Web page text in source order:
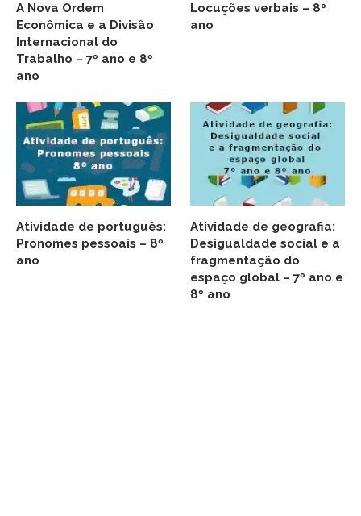
A Nova Ordem
Econômica e a Divisão
Internacional do
Trabalho – 7º ano e 8º
ano
Locuções verbais – 8º
ano
Atividade de português:
Pronomes pessoais – 8º
ano
Atividade de geografia:
Desigualdade social e a
fragmentação do
espaço global – 7º ano e
8º ano